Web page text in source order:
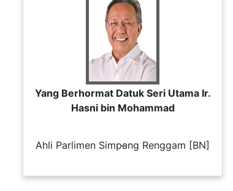
Yang Berhormat Datuk Seri Utama Ir.
Hasni bin Mohammad
Ahli Parlimen Simpang Renggam [BN]
-